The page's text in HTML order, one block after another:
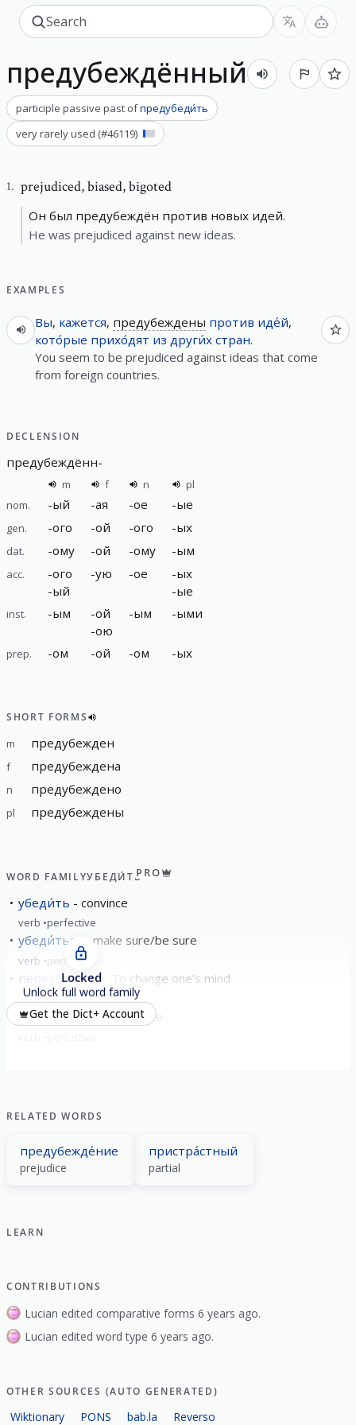
предубеждённый
participle passive past ofпредубеди́ть
very rarely used (#46119)
1. prejudiced,biased, bigoted
Он был предубеждён против новых идей.
He was prejudiced against new ideas.
EXAMPLES
Вы, кажется, предубеждены против иде́й,
кото́рые прихо́дят из други́х стран.
You seem to be prejudiced against ideas that come
from foreign countries.
DECLENSION
предубеждённ-
m f n
pl
nom.
-ый -ая -ое -ые
gen. -ого -ой -ого -ых
dat. -ому -ой -ому -ым
acc. -ого
-ый
-ую -ое -ых
-ые
inst. -ым -ой
-ою
-ым -ыми
prep. -ом -ой -ом -ых
SHORT FORMS
m предубежден
f предубеждена
n предубеждено
pl предубеждены
WORD FAMILYУБЕДИ́ТЬPRO
убеди́ть convince
verb perfective
убеди́ться make sure/be sure
verb perfective
переубеди́ть To change one’s mind
verb perfective
предубеди́ть prejudice
Locked
Unlock full word family
Get the Dict+ Account
RELATED WORDS
предубежде́ние
prejudice
пристра́стный
partial
LEARN
CONTRIBUTIONS
Lucian edited comparative forms 6 years ago.
Lucian edited word type 6 years ago.
OTHER SOURCES (AUTO GENERATED)
Wiktionary PONS bab.la Reverso